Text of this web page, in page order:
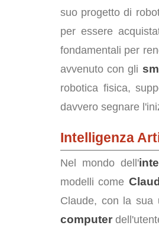
suo progetto di
per essere
fondamentali per
avvenuto con gli
robotica fisica,
davvero segnare
Intelligenza
Nel mondo dell'
modelli come
Claude, con la sua
computer